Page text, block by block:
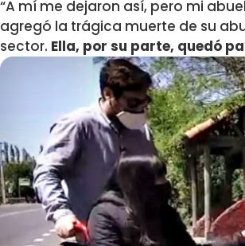
“A mí me dejaron así, pero mi
agregó la trágica muerte de su
sector. Ella, por su parte, quedó